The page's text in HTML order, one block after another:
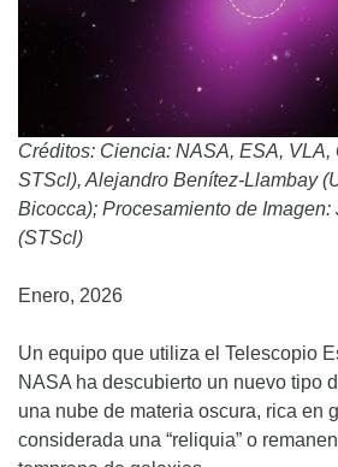
Créditos: Ciencia: NASA, ESA, VLA,
STScl), Alejandro Benítez-Llambay
Bicocca); Procesamiento de
(STScl)
Enero, 2026
Un equipo que utiliza el Telescopio
NASA ha descubierto un nuevo tipo
una nube de materia oscura, rica en
considerada una “reliquia” o